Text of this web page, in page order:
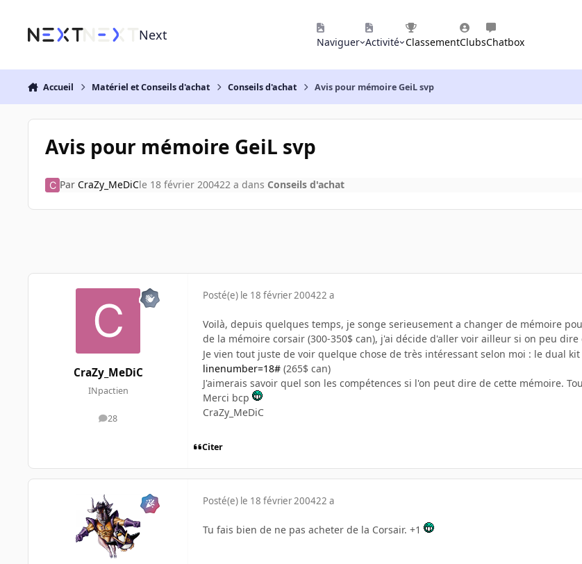
Next Naviguer Activité ClassementClubsChatbox
Accueil Matériel et Conseils d'achat Conseils d'achat Avis pour mémoire GeiL svp
Avis pour mémoire GeiL svp
Par CraZy_MeDiCle 18 février 200422 a dans Conseils d'achat
CraZy_MeDiC
INpactien
28
messages
Posté(e) le 18 février 200422 a
Voilà, depuis quelques temps, je songe serieusement a changer de mémoire
de la mémoire corsair (300-350$ can), j'ai décide d'aller voir ailleur si on peu dire
Je vien tout juste de voir quelque chose de très intéressant selon moi : le dual
linenumber=18# (265$ can)
J'aimerais savoir quel son les compétences si l'on peut dire de cette mémoire.
Merci bcp
CraZy_MeDiC
Citer
Posté(e) le 18 février 200422 a
Tu fais bien de ne pas acheter de la Corsair. +1